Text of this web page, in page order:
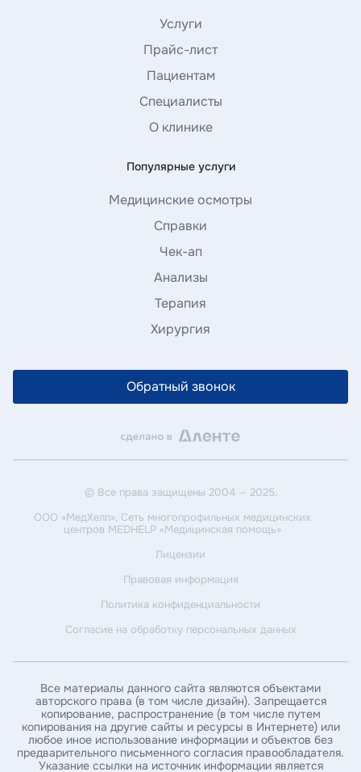
Услуги
Прайс-лист
Пациентам
Специалисты
О клинике
Популярные услуги
Медицинские осмотры
Справки
Чек-ап
Анализы
Терапия
Хирургия
Обратный звонок
© Все права защищены 2004 — 2025.
ООО «МедХелп», Сеть многопрофильных медицинских
центров MEDHELP «Медицинская помощь»
Лицензии
Правовая информация
Политика конфиденциальности
Согласие на обработку персональных данных
Все материалы данного сайта являются объектами
авторского права (в том числе дизайн). Запрещается
копирование, распространение (в том числе путем
копирования на другие сайты и ресурсы в Интернете) или
любое иное использование информации и объектов без
предварительного письменного согласия правообладателя.
Указание ссылки на источник информации является
Оставьте заявку на налоговый вычет
Пациент является плательщиком
Введите дату рождения*
Введите номер амбулаторной карты